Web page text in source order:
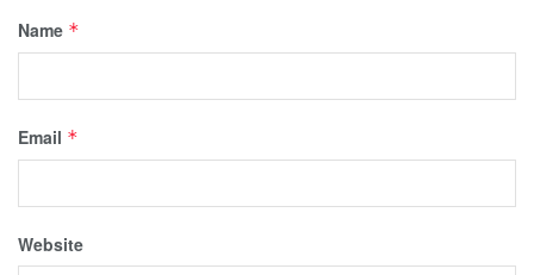
Name *
Email *
Website